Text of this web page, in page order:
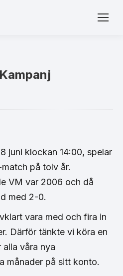
juni klockan 14:00, spelar
på tolv år.
VM var 2006 och då
med 2-0.
vara med och fira in
Därför tänkte vi köra en
våra nya
månader på sitt konto.